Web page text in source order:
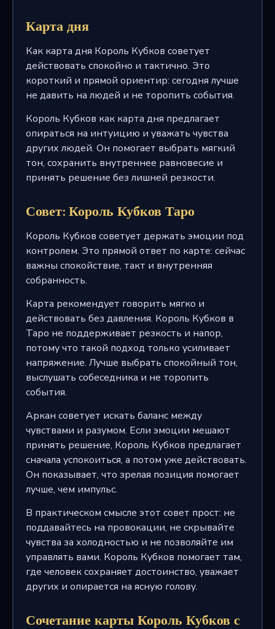
Карта дня
Как карта дня Король Кубков советует
действовать спокойно и тактично. Это
короткий и прямой ориентир: сегодня лучше
не давить на людей и не торопить события.
Король Кубков как карта дня предлагает
опираться на интуицию и уважать чувства
других людей. Он помогает выбрать мягкий
тон, сохранить внутреннее равновесие и
принять решение без лишней резкости.
Совет: Король Кубков Таро
Король Кубков советует держать эмоции под
контролем. Это прямой ответ по карте: сейчас
важны спокойствие, такт и внутренняя
собранность.
Карта рекомендует говорить мягко и
действовать без давления. Король Кубков в
Таро не поддерживает резкость и напор,
потому что такой подход только усиливает
напряжение. Лучше выбрать спокойный тон,
выслушать собеседника и не торопить
события.
Аркан советует искать баланс между
чувствами и разумом. Если эмоции мешают
принять решение, Король Кубков предлагает
сначала успокоиться, а потом уже действовать.
Он показывает, что зрелая позиция помогает
лучше, чем импульс.
В практическом смысле этот совет прост: не
поддавайтесь на провокации, не скрывайте
чувства за холодностью и не позволяйте им
управлять вами. Король Кубков помогает там,
где человек сохраняет достоинство, уважает
других и опирается на ясную голову.
Сочетание карты Король Кубков с